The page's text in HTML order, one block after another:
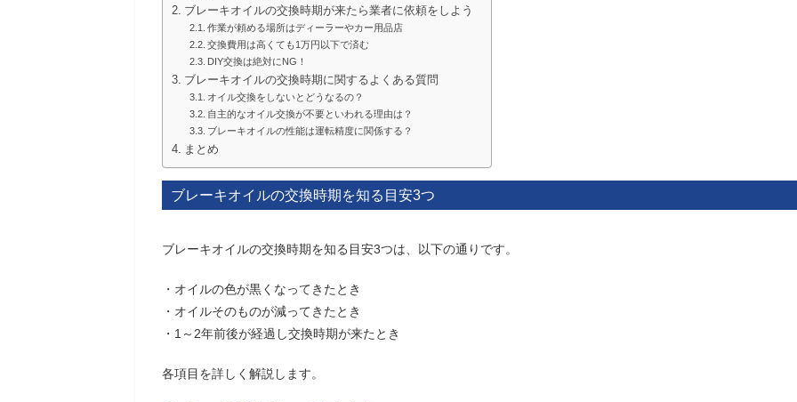
ブレーキオイルの交換時期が来たら業者に依頼をしよう
作業が頼める場所はディーラーやカー用品店
交換費用は高くても1万円以下で済む
DIY交換は絶対にNG！
ブレーキオイルの交換時期に関するよくある質問
オイル交換をしないとどうなるの？
自主的なオイル交換が不要といわれる理由は？
ブレーキオイルの性能は運転精度に関係する？
まとめ
ブレーキオイルの交換時期を知る目安3つ
ブレーキオイルの交換時期を知る目安3つは、以下の通りです。
・オイルの色が黒くなってきたとき
・オイルそのものが減ってきたとき
・1～2年前後が経過し交換時期が来たとき
各項目を詳しく解説します。